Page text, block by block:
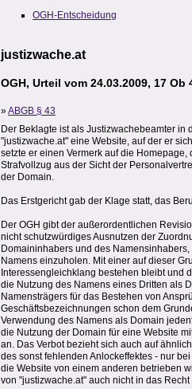
OGH-Entscheidung
justizwache.at
OGH, Urteil vom 24.03.2009, 17 Ob
»ABGB § 43
Der Beklagte ist als Justizwachebeamter
"justizwache.at" eine Website, auf der er
setzte er einen Vermerk auf die
Strafvollzug aus der Sicht der
der Domain.
Das Erstgericht gab der Klage statt, das
Der OGH gibt der außerordentlichen
nicht schutzwürdiges Ausnutzen der
Domaininhabers und des
Namens einzuholen. Mit einer auf dieser
Interessengleichklang bestehen bleibt und
die Nutzung des Namens eines Dritten als
Namensträgers für das Bestehen von
Geschäftsbezeichnungen schon dem
Verwendung des Namens als Domain
die Nutzung der Domain für eine Website
an. Das Verbot bezieht sich auch auf
des sonst fehlenden Anlockeffektes - nur
die Website von einem anderen betrieben
von "justizwache.at" auch nicht in das